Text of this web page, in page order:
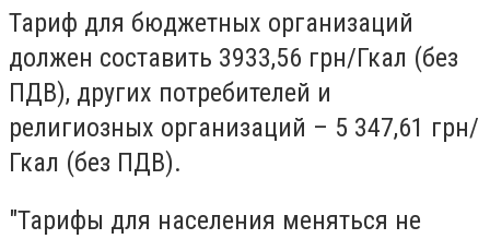
Тариф для бюджетных организаций
должен составить 3933,56 грн/Гкал (без
ПДВ), других потребителей и
религиозных организаций – 5 347,61 грн/
Гкал (без ПДВ).
"Тарифы для населения меняться не